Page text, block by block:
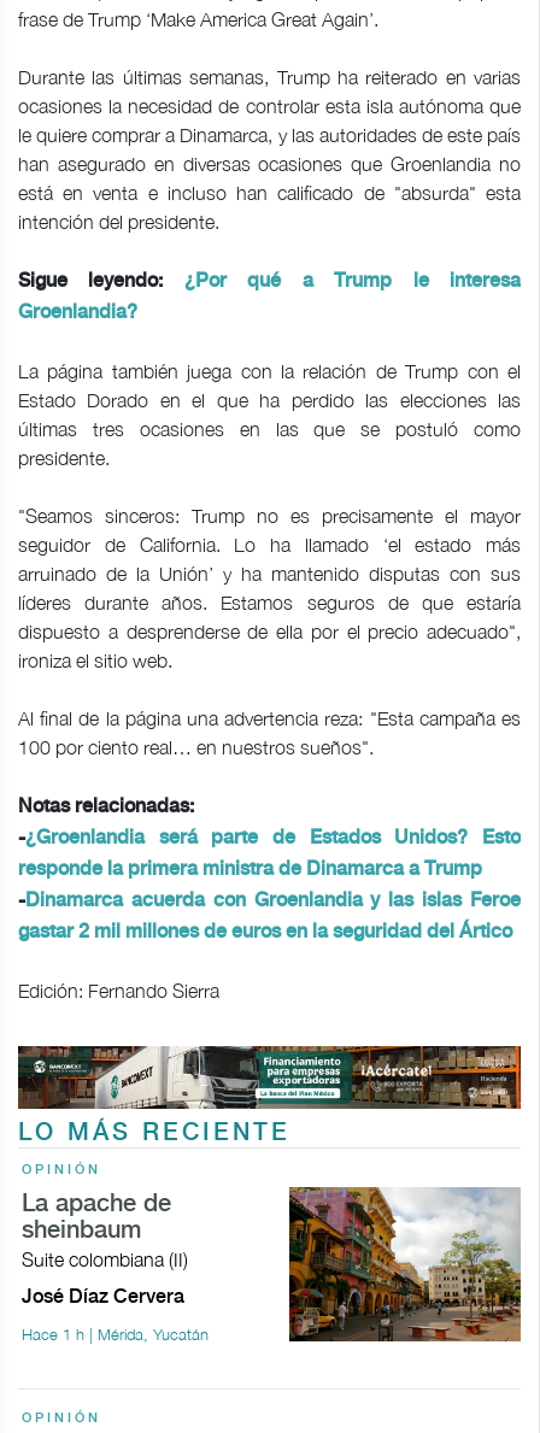
frase de Trump ‘Make America Great Again’.
Durante las últimas semanas, Trump ha reiterado en varias
ocasiones la necesidad de controlar esta isla autónoma que
le quiere comprar a Dinamarca, y las autoridades de este país
han asegurado en diversas ocasiones que Groenlandia no
está en venta e incluso han calificado de "absurda" esta
intención del presidente.
Sigue leyendo: ¿Por qué a Trump le interesa
Groenlandia?
La página también juega con la relación de Trump con el
Estado Dorado en el que ha perdido las elecciones las
últimas tres ocasiones en las que se postuló como
presidente.
"Seamos sinceros: Trump no es precisamente el mayor
seguidor de California. Lo ha llamado ‘el estado más
arruinado de la Unión’ y ha mantenido disputas con sus
líderes durante años. Estamos seguros de que estaría
dispuesto a desprenderse de ella por el precio adecuado",
ironiza el sitio web.
Al final de la página una advertencia reza: "Esta campaña es
100 por ciento real… en nuestros sueños".
Notas relacionadas:
-¿Groenlandia será parte de Estados Unidos? Esto
responde la primera ministra de Dinamarca a Trump
-Dinamarca acuerda con Groenlandia y las islas Feroe
gastar 2 mil millones de euros en la seguridad del Ártico
Edición: Fernando Sierra
LO MÁS RECIENTE
OPINIÓN
La apache de
sheinbaum
Suite colombiana (II)
José Díaz Cervera
Hace 1 h | Mérida, Yucatán
OPINIÓN